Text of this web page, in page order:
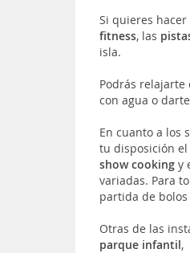
Si quieres
fitness, las
isla.
Podrás
con agua o
En cuanto a los
tu disposición el
show cookingy
variadas. Para
partida de bolos
Otras de las
parque infantil,